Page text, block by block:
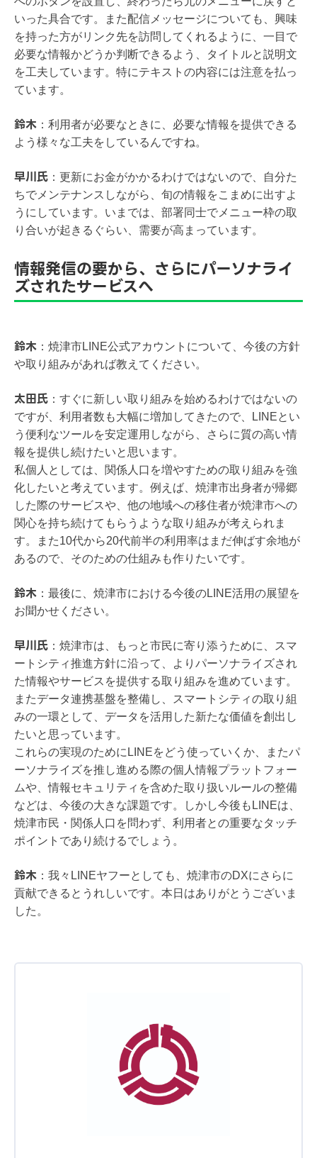
いった具合です。また配信メッセージについても、興味
を持った方がリンク先を訪問してくれるように、一目で
必要な情報かどうか判断できるよう、タイトルと説明文
を工夫しています。特にテキストの内容には注意を払っ
ています。
鈴木 ： 利用者が必要なときに、必要な情報を提供できる
よう様々な工夫をしているんですね。
早川氏 ： 更新にお金がかかるわけではないので、自分た
ちでメンテナンスしながら、旬の情報をこまめに出すよ
うにしています。いまでは、部署同士でメニュー枠の取
り合いが起きるぐらい、需要が高まっています。
情報発信の要から、さらにパーソナライ
ズされたサービスへ
鈴木 ： 焼津市LINE公式アカウントについて、今後の方針
や取り組みがあれば教えてください。
太田氏 ： すぐに新しい取り組みを始めるわけではないの
ですが、利用者数も大幅に増加してきたので、LINEとい
う便利なツールを安定運用しながら、さらに質の高い情
報を提供し続けたいと思います。
私個人としては、関係人口を増やすための取り組みを強
化したいと考えています。例えば、焼津市出身者が帰郷
した際のサービスや、他の地域への移住者が焼津市への
関心を持ち続けてもらうような取り組みが考えられま
す。また10代から20代前半の利用率はまだ伸ばす余地が
あるので、そのための仕組みも作りたいです。
鈴木 ： 最後に、焼津市における今後のLINE活用の展望を
お聞かせください。
早川氏 ： 焼津市は、もっと市民に寄り添うために、スマ
ートシティ推進方針に沿って、よりパーソナライズされ
た情報やサービスを提供する取り組みを進めています。
またデータ連携基盤を整備し、スマートシティの取り組
みの一環として、データを活用した新たな価値を創出し
たいと思っています。
これらの実現のためにLINEをどう使っていくか、またパ
ーソナライズを推し進める際の個人情報プラットフォー
ムや、情報セキュリティを含めた取り扱いルールの整備
などは、今後の大きな課題です。しかし今後もLINEは、
焼津市民・関係人口を問わず、利用者との重要なタッチ
ポイントであり続けるでしょう。
鈴木 ： 我々LINEヤフーとしても、焼津市のDXにさらに
貢献できるとうれしいです。本日はありがとうございま
した。